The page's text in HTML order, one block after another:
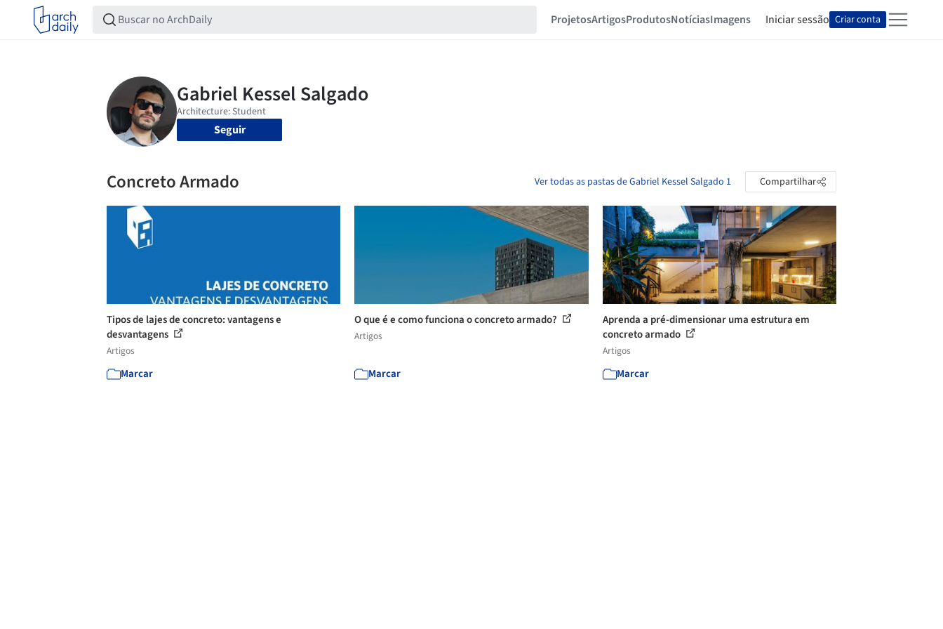
ProjetosArtigosProdutosNotíciasImagens Iniciar sessão Criar conta
Seguir
Concreto Armado Ver todas as pastas de Gabriel Kessel Salgado 1 Compartilhar
Tipos de lajes de concreto: vantagens e
desvantagens
Artigos
Marcar
O que é e como funciona o concreto armado?
Artigos
Marcar
Aprenda a pré-dimensionar uma estrutura em
concreto armado
Artigos
Marcar